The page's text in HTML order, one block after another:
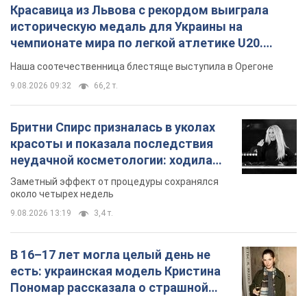
Красавица из Львова с рекордом выиграла
историческую медаль для Украины на
чемпионате мира по легкой атлетике U20.
Видео
Наша соотечественница блестяще выступила в Орегоне
9.08.2026 09:32 66,2 т.
Бритни Спирс призналась в уколах
красоты и показала последствия
неудачной косметологии: ходила
так почти месяц
Заметный эффект от процедуры сохранялся
около четырех недель
9.08.2026 13:19 3,4 т.
В 16–17 лет могла целый день не
есть: украинская модель Кристина
Пономар рассказала о страшной